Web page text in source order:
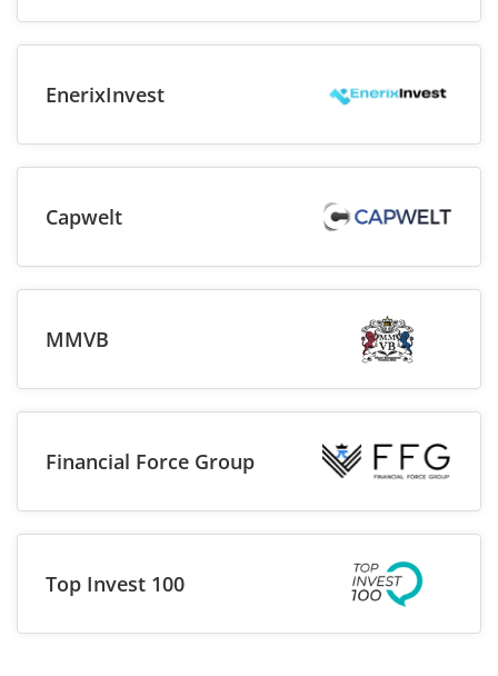
EnerixInvest
Capwelt
MMVB
Financial Force Group
Top Invest 100